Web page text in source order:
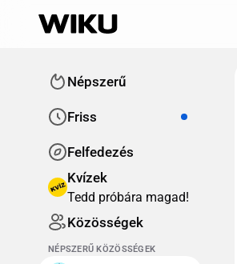
Népszerű
Friss
Felfedezés
Kvízek
Tedd próbára magad!
Közösségek
NÉPSZERŰ KÖZÖSSÉGEK